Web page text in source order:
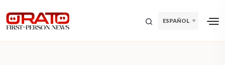
ESPAÑOL